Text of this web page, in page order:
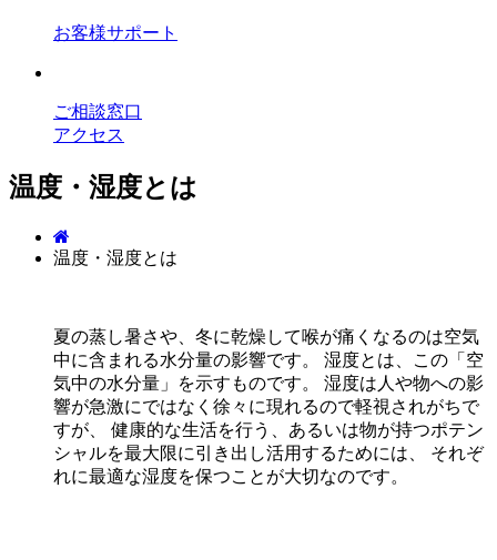
お客様サポート
ご相談窓口
アクセス
温度・湿度とは
温度・湿度とは
夏の蒸し暑さや、冬に乾燥して喉が痛くなるのは空気
中に含まれる水分量の影響です。 湿度とは、この「空
気中の水分量」を示すものです。 湿度は人や物への影
響が急激にではなく徐々に現れるので軽視されがちで
すが、 健康的な生活を行う、あるいは物が持つポテン
シャルを最大限に引き出し活用するためには、 それぞ
れに最適な湿度を保つことが大切なのです。